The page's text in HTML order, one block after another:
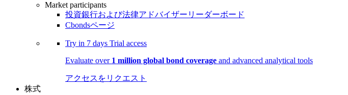
Market participants
投資銀行および法律アドバイザーリーダーボード
Cbondsページ
Try in 7 days Trial access
Evaluate over 1 million global bond coverage and advanced analytical tools
アクセスをリクエスト
株式